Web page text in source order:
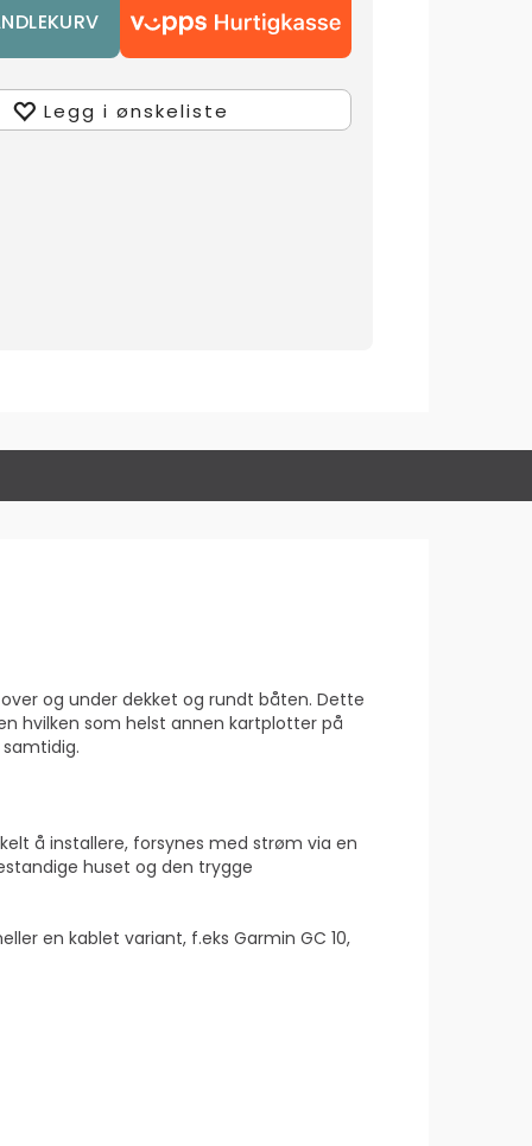
Legg i ønskeliste
og under dekket og rundt båten. Dette
hvilken som helst annen kartplotter på
å installere, forsynes med strøm via en
huset og den trygge
en kablet variant, f.eks Garmin GC 10,